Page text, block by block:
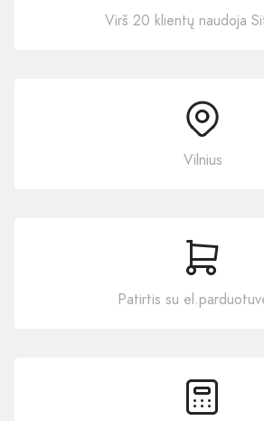
Virš 20 klientų naudoja
Vilnius
Patirtis su